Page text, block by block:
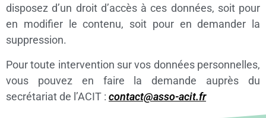
disposez d’un droit d’accès à ces données, soit pour
en modifier le contenu, soit pour en demander la
suppression.
Pour toute intervention sur vos données personnelles,
vous pouvez en faire la demande auprès du
secrétariat de l’ACIT : contact@asso-acit.fr